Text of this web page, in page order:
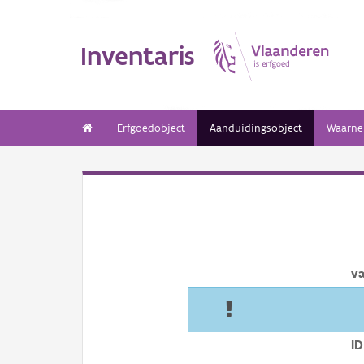
Inventaris
Erfgoedobject Aanduidingsobject
ID